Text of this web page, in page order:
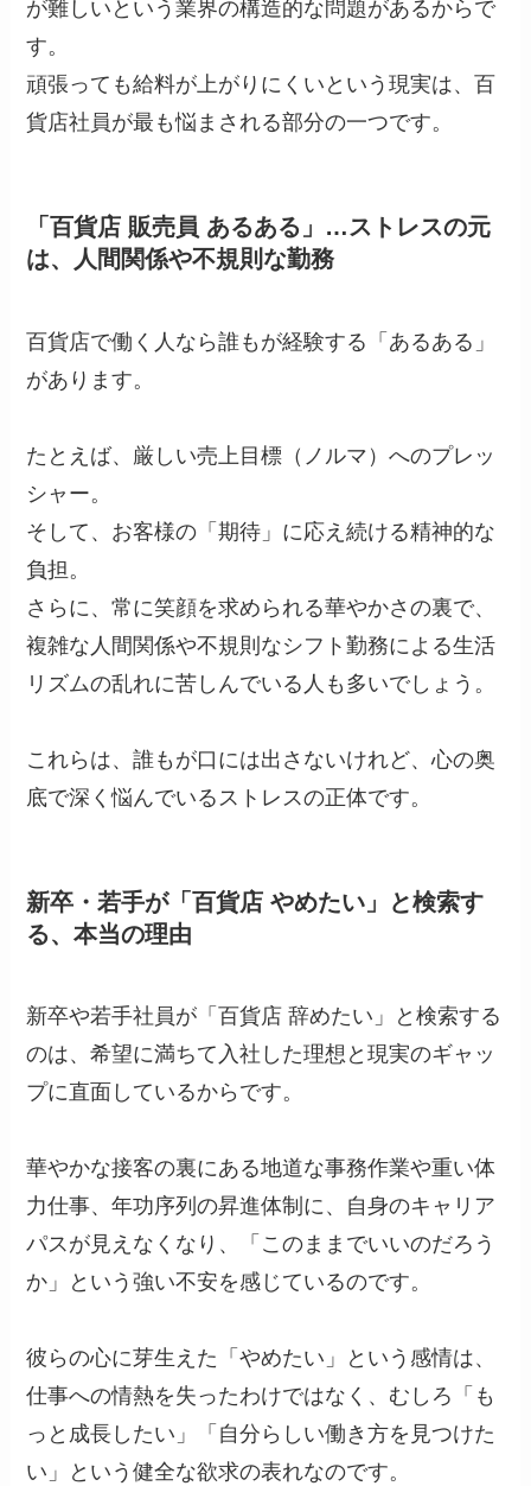
が難しいという業界の構造的な問題があるからで
す。
頑張っても給料が上がりにくいという現実は、百
貨店社員が最も悩まされる部分の一つです。
「百貨店 販売員 あるある」…ストレスの元
は、人間関係や不規則な勤務
百貨店で働く人なら誰もが経験する「あるある」
があります。
たとえば、厳しい売上目標（ノルマ）へのプレッ
シャー。
そして、お客様の「期待」に応え続ける精神的な
負担。
さらに、常に笑顔を求められる華やかさの裏で、
複雑な人間関係や不規則なシフト勤務による生活
リズムの乱れに苦しんでいる人も多いでしょう。
これらは、誰もが口には出さないけれど、心の奥
底で深く悩んでいるストレスの正体です。
新卒・若手が「百貨店 やめたい」と検索す
る、本当の理由
新卒や若手社員が「百貨店 辞めたい」と検索する
のは、希望に満ちて入社した理想と現実のギャッ
プに直面しているからです。
華やかな接客の裏にある地道な事務作業や重い体
力仕事、年功序列の昇進体制に、自身のキャリア
パスが見えなくなり、「このままでいいのだろう
か」という強い不安を感じているのです。
彼らの心に芽生えた「やめたい」という感情は、
仕事への情熱を失ったわけではなく、むしろ「も
っと成長したい」「自分らしい働き方を見つけた
い」という健全な欲求の表れなのです。